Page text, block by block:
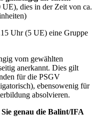
UE), dies in der Zeit von ca.
Uhr (5 UE) eine Gruppe
vom gewählten
anerkannt. Dies gilt
für die PSGV
ebensowenig für
absolvieren.
genau die Balint/IFA